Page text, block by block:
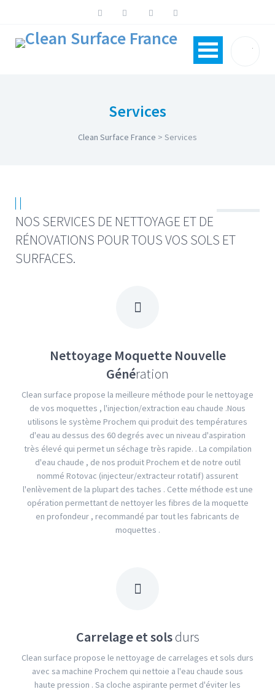
Services
Clean Surface France > Services
NOS SERVICES DE NETTOYAGE ET DE
RÉNOVATIONS POUR TOUS VOS SOLS ET
SURFACES.
Nettoyage Moquette Nouvelle
Génération
Clean surface propose la meilleure méthode pour le nettoyage
de vos moquettes , l'injection/extraction eau chaude .Nous
utilisons le système Prochem qui produit des températures
d'eau au dessus des 60 degrés avec un niveau d'aspiration
très élevé qui permet un séchage très rapide. . La compilation
d'eau chaude , de nos produit Prochem et de notre outil
nommé Rotovac (injecteur/extracteur rotatif) assurent
l'enlèvement de la plupart des taches . Cette méthode est une
opération permettant de nettoyer les fibres de la moquette
en profondeur , recommandé par tout les fabricants de
moquettes .
Carrelage et solsdurs
Clean surface propose le nettoyage de carrelages et sols durs
avec sa machine Prochem qui nettoie a l'eau chaude sous
haute pression . Sa cloche aspirante permet d'éviter les